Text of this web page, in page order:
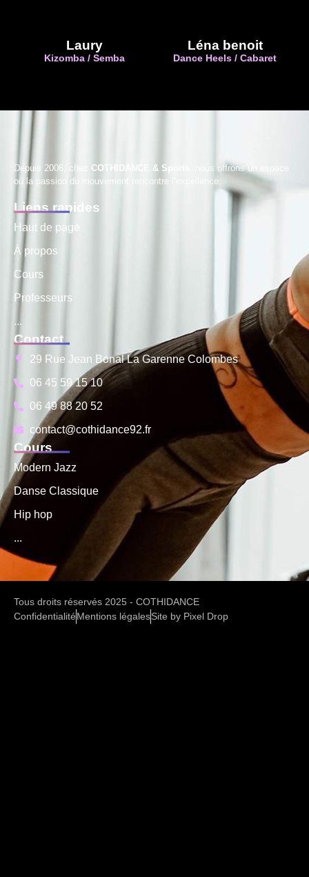
Laury
Kizomba / Semba
Léna benoit
Dance Heels / Cabaret
Depuis 2006, chez COTHIDANCE & Sports
, nous offrons un espace
où la passion du mouvement rencontre l’excellence;
Liens rapides
Haut de page
À propos
Cours
Professeurs
...
Contact
29 Rue Jean Bonal La Garenne Colombes
06 45 59 15 10
06 49 88 20 52
contact@cothidance92.fr
Cours
Modern Jazz
Danse Classique
Hip hop
...
Tous droits réservés 2025 - COTHIDANCE
ConfidentialitéMentions légalesSite by Pixel Drop